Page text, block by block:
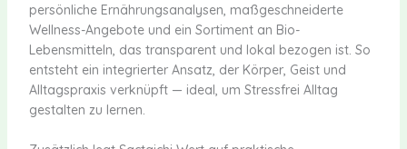
persönliche Ernährungsanalysen, maßgeschneiderte
Wellness-Angebote und ein Sortiment an Bio-
Lebensmitteln, das transparent und lokal bezogen ist. So
entsteht ein integrierter Ansatz, der Körper, Geist und
Alltagspraxis verknüpft — ideal, um Stressfrei Alltag
gestalten zu lernen.